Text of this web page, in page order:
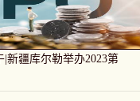
新疆库尔勒举办2023第